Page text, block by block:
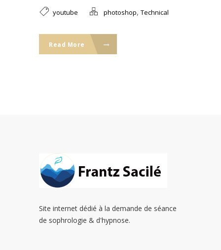
youtube photoshop, Technical
Read More
Site internet dédié à la demande de séance
de sophrologie & d'hypnose.